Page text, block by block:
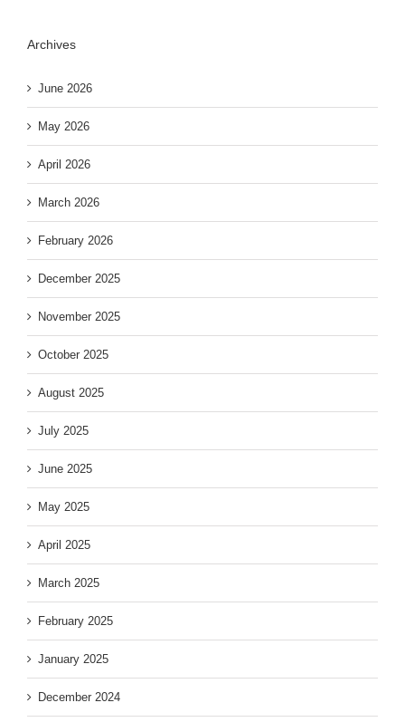
Archives
June 2026
May 2026
April 2026
March 2026
February 2026
December 2025
November 2025
October 2025
August 2025
July 2025
June 2025
May 2025
April 2025
March 2025
February 2025
January 2025
December 2024